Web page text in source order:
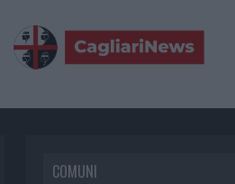
COMUNI